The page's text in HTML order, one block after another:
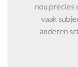
nou precies
vaak
anderen